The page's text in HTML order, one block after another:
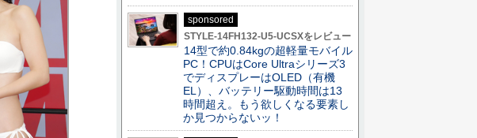
sponsored
STYLE-14FH132-U5-UCSXをレビュー
14型で約0.84kgの超軽量モバイル
PC！CPUはCore Ultraシリーズ3
でディスプレーはOLED（有機
EL）、バッテリー駆動時間は13
時間超え。もう欲しくなる要素し
か見つからないッ！